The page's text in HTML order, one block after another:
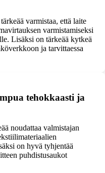
varmistaa, että laite
varmistamiseksi
Lisäksi on tärkeää kytkeä
ja tarvittaessa
tehokkaasti ja
noudattaa valmistajan
on hyvä tyhjentää
puhdistusaukot